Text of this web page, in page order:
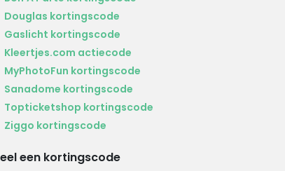
Douglas kortingscode
Gaslicht kortingscode
Kleertjes.com actiecode
MyPhotoFun kortingscode
Sanadome kortingscode
Topticketshop kortingscode
Ziggo kortingscode
een kortingscode